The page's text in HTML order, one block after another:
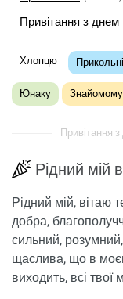
Привітання з
Хлопцю Прикольні
Юнаку Знайомому
Привітання
Рідний мій
Рідний мій, вітаю
добра,
сильний,
щаслива, що в
виходить, всі